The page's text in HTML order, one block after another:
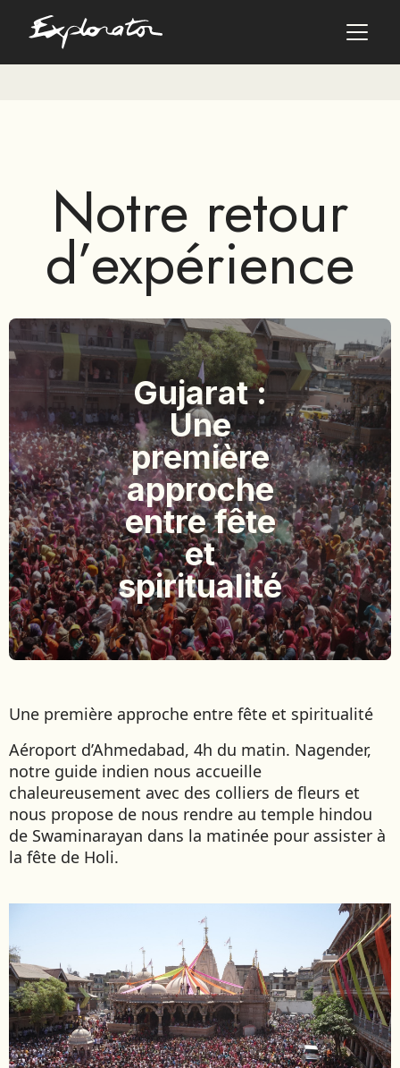
ALGÉRIE
ANGOLA
ARABIE SAOUDITE
ARGENTINE
AZERBAÏDJAN
BANGLADESH
BÉNIN
BOLIVIE
BOSNIE-HERZÉGOVINE
BOTSWANA
BRÉSIL
BURUNDI
CAMBODGE
CAP VERT
CHILI
CHINE
CHYPRE
COLOMBIE
COSTA RICA
CÔTE D'IVOIRE
DJIBOUTI
EGYPTE
EMIRATS ARABES UNIS
EQUATEUR
ERYTHRÉE
GEORGIE
GHANA
GRÈCE
GUATEMALA
GUINÉE-BISSAU
GUINÉE CONAKRY
Notre retour
d’expérience
Gujarat :
Une
première
approche
entre fête
et
spiritualité
Une première approche entre fête et spiritualité
Aéroport d’Ahmedabad, 4h du matin. Nagender,
notre guide indien nous accueille
chaleureusement avec des colliers de fleurs et
nous propose de nous rendre au temple hindou
de Swaminarayan dans la matinée pour assister à
la fête de Holi.